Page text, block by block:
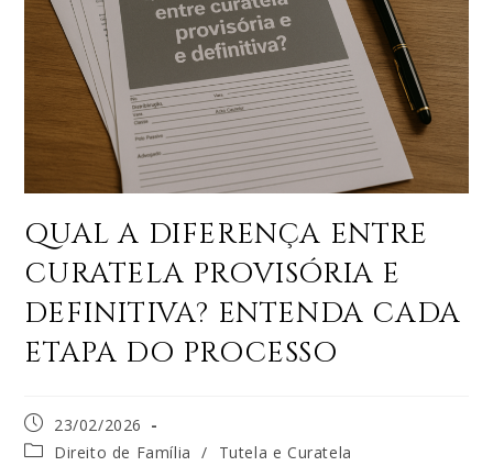
QUAL A DIFERENÇA ENTRE
CURATELA PROVISÓRIA E
DEFINITIVA? ENTENDA CADA
ETAPA DO PROCESSO
23/02/2026
Direito de Família
/ Tutela e Curatela